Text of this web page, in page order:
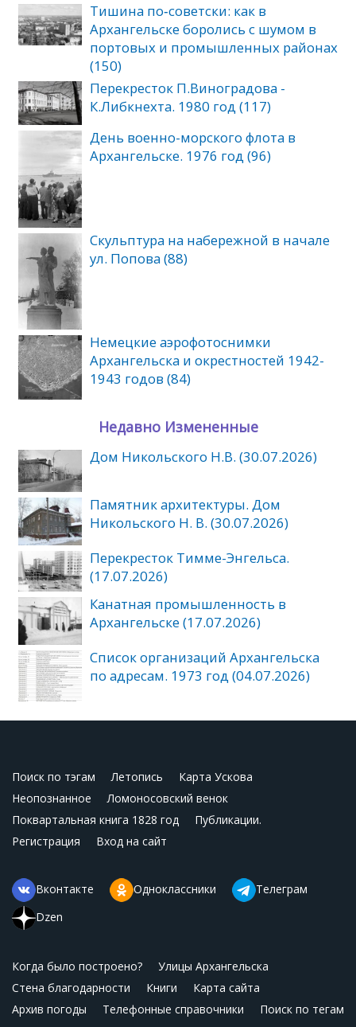
Тишина по‑советски: как в
Архангельске боролись с шумом в
портовых и промышленных районах
(150)
Перекресток П.Виноградова -
К.Либкнехта. 1980 год (117)
День военно-морского флота в
Архангельске. 1976 год (96)
Скульптура на набережной в начале
ул. Попова (88)
Немецкие аэрофотоснимки
Архангельска и окрестностей 1942-
1943 годов (84)
Недавно Измененные
Дом Никольского Н.В. (30.07.2026)
Памятник архитектуры. Дом
Никольского Н. В. (30.07.2026)
Перекресток Тимме-Энгельса.
(17.07.2026)
Канатная промышленность в
Архангельске (17.07.2026)
Список организаций Архангельска
по адресам. 1973 год (04.07.2026)
Поиск по тэгам Летопись
Карта Ускова
Неопознанное
Ломоносовский венок
Поквартальная книга 1828 год
Публикации.
Регистрация
Вход на сайт
Вконтакте Одноклассники
Телеграм
Dzen
Когда было построено?
Улицы Архангельска
Стена благодарности
Книги
Карта сайта
Архив погоды
Телефонные справочники Поиск по тегам